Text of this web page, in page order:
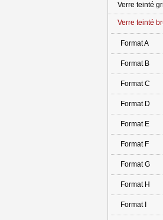
Verre teinté
Verre teinté
Format A
Format B
Format C
Format D
Format E
Format F
Format G
Format H
Format I